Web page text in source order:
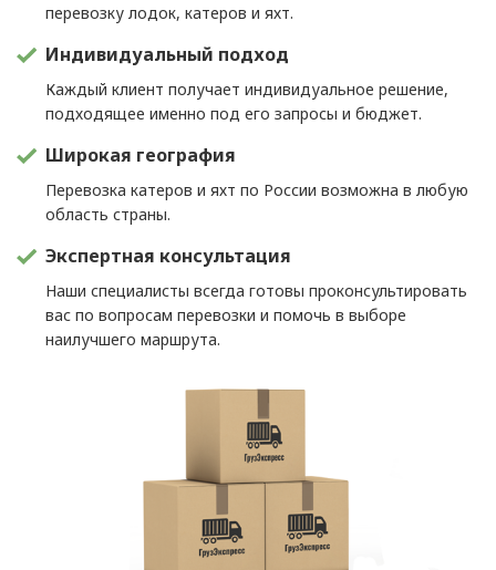
перевозку лодок, катеров и яхт.
Индивидуальный подход
Каждый клиент получает индивидуальное решение,
подходящее именно под его запросы и бюджет.
Широкая география
Перевозка катеров и яхт по России возможна в любую
область страны.
Экспертная консультация
Наши специалисты всегда готовы проконсультировать
вас по вопросам перевозки и помочь в выборе
наилучшего маршрута.